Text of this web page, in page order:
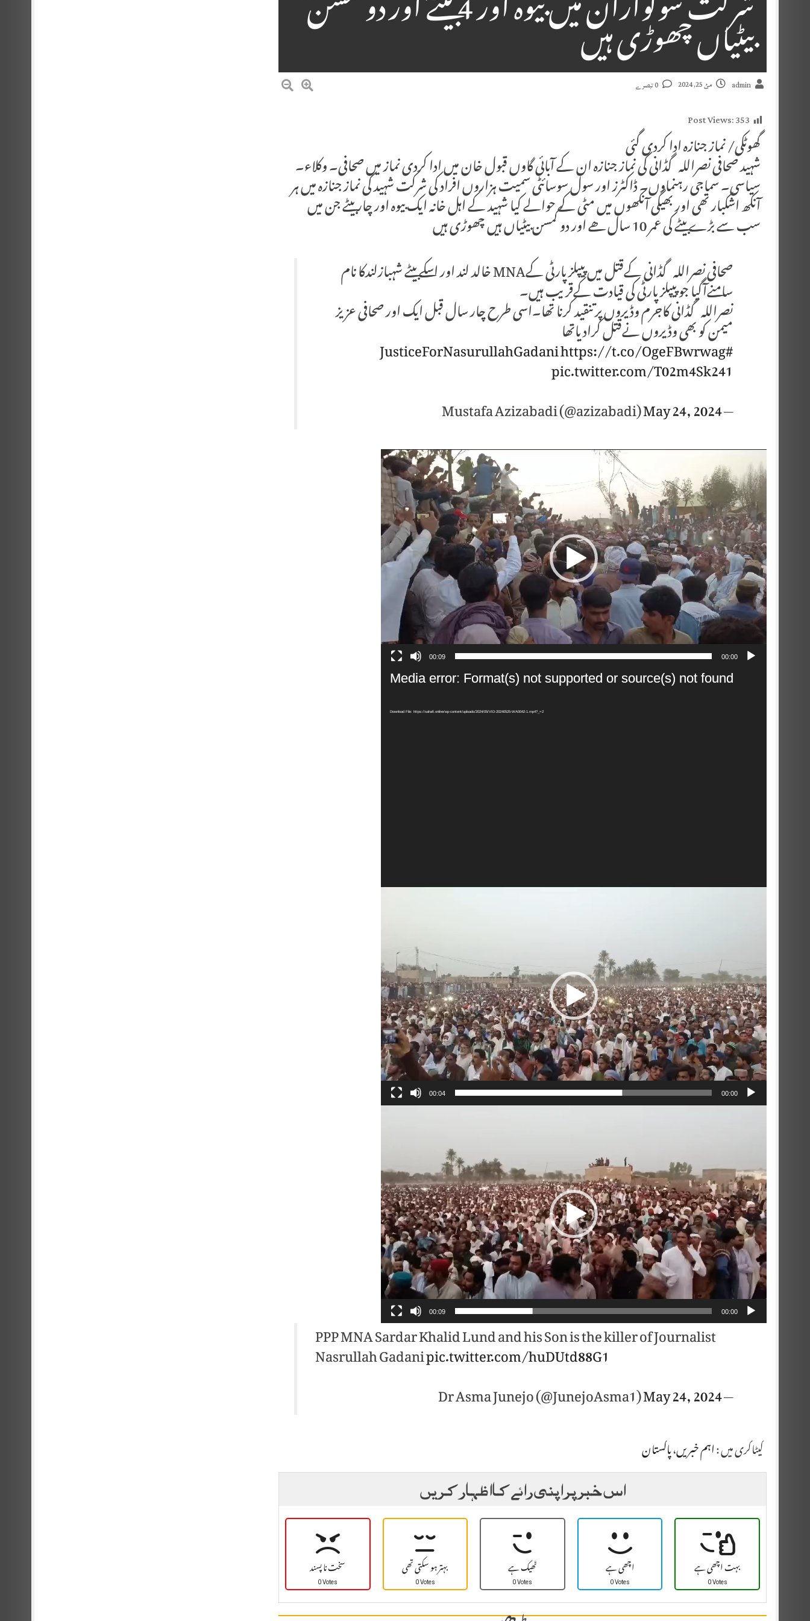
بیٹیاں چھوڑی ہیں
admin مئ 25, 2024
Post Views:353
گھوٹکی/ نماز جنازہ ادا کردی گئی
شہید صحافی نصراللہ گڈانی کی نماز جنازہ ان کے آبائی گاوں قبول خان میں ادا کردی نماز میں صحافی۔ وکلاء۔
سیاسی۔ سماجی رہنماوں۔ ڈاکٹرز اور سول سوسائٹی سمیت ہزاروں افراد کی شرکت شہید کی نماز جنازہ میں ہر
آنکھ اشکبار تھی اور بھیگی آنکھوں میں مٹی کے حوالے کیا شہید کے اہل خانہ ایک بیوہ اور چار بیٹے جن میں
سب سے بڑے بیٹے کی عمر 10 سال ھے اور دو کمسن بیٹیاں ہیں چھوڑی ہیں
صحافی نصراللہ گڈانی کےقتل میں پیپلزپارٹی کےMNA خالد لند اور اسکے بیٹے شہبازلندکا نام
سامنےآگیا جو پیپلزپارٹی کی قیادت کےقریب ہیں۔
نصراللہ گڈانی کاجرم وڈیروں پر تنقید کرنا تھا۔اسی طرح چار سال قبل ایک اور صحافی عزیز
میمن کو بھی وڈیروں نےقتل کرادیاتھا
#JusticeForNasurullahGadani
https://t.co/OgeFBwrwag
pic.twitter.com/T02m4Sk241
— Mustafa Azizabadi (@azizabadi)
May 24, 2024
Video
Player
00:00
00:09
Media error: Format(s) not supported or source(s) not found
Download File: https://sahafi.online/wp-content/uploads/2024/05/VID-20240525-WA0042-1.mp4?_=2
Video
00:00
00:04
Video
00:00
00:09
PPP MNA Sardar Khalid Lund and his Son is the killer of Journalist
Nasrullah Gadanipic.twitter.com/huDUtd88G1
— Dr Asma Junejo (@JunejoAsma1)
May 24, 2024
کیٹاگری میں :اہم خبریں،پاکستان
اس خبر پر اپنی رائے کا اظہار کریں
سخت نا پسند
0 Votes بہتر ہو سکتی تھی
0 Votes ٹھیک ہے
0 Votes اچھی ہے
0 Votes بہت اچھی ہے
0 Votes